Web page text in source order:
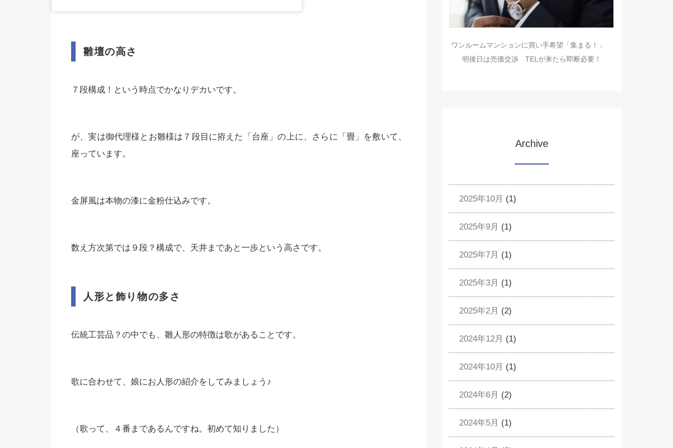
雛壇の高さ
７段構成！という時点でかなりデカいです。
が、実は御代理様とお雛様は７段目に拵えた「台座」の上に、さらに「畳」を敷いて、
座っています。
金屏風は本物の漆に金粉仕込みです。
数え方次第では９段？構成で、天井まであと一歩という高さです。
人形と飾り物の多さ
伝統工芸品？の中でも、雛人形の特徴は歌があることです。
歌に合わせて、娘にお人形の紹介をしてみましょう♪
（歌って、４番まであるんですね。初めて知りました）
ワンルームマンションに買い手希望「集まる！」
明後日は売価交渉 TELが来たら即断必要！
Archive
2025年10月 (1)
2025年9月 (1)
2025年7月 (1)
2025年3月 (1)
2025年2月 (2)
2024年12月 (1)
2024年10月 (1)
2024年6月 (2)
2024年5月 (1)